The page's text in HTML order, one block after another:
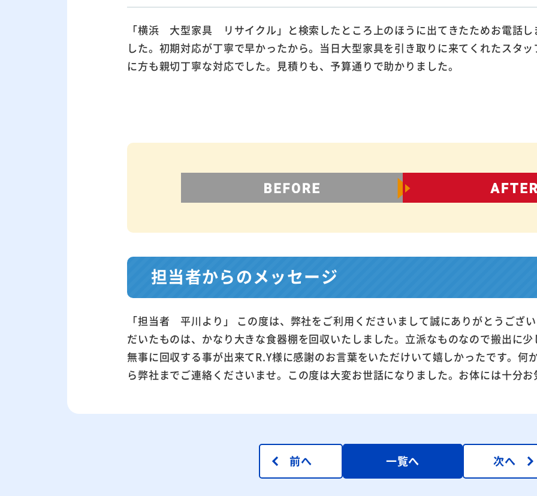
「横浜 大型家具 リサイクル」と検索したところ上のほうに出てきたためお電話し
した。初期対応が丁寧で早かったから。当日大型家具を引き取りに来てくれたスタッ
に方も親切丁寧な対応でした。見積りも、予算通りで助かりました。
担当者からのメッセージ
「担当者 平川より」 この度は、弊社をご利用くださいまして誠にありがとうござ
だいたものは、かなり大きな食器棚を回収いたしました。立派なものなので搬出に
無事に回収する事が出来てR.Y様に感謝のお言葉をいただけいて嬉しかったです。何
ら弊社までご連絡くださいませ。この度は大変お世話になりました。お体には十分
前へ 一覧へ 次へ